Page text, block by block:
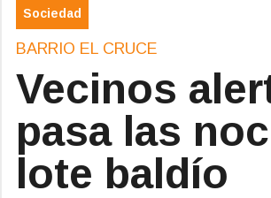
Sociedad
BARRIO EL CRUCE
Vecinos
pasa las
lote baldío